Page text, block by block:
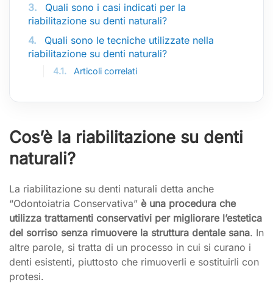
3.
Quali sono i casi indicati per la
riabilitazione su denti naturali?
4.
Quali sono le tecniche utilizzate nella
riabilitazione su denti naturali?
4.1. Articoli correlati
Cos’è la riabilitazione su denti
naturali?
La riabilitazione su denti naturali detta anche
“Odontoiatria Conservativa” è una procedura che
utilizza trattamenti conservativi per migliorare l’estetica
del sorriso senza rimuovere la struttura dentale sana. In
altre parole, si tratta di un processo in cui si curano i
denti esistenti, piuttosto che rimuoverli e sostituirli con
protesi.